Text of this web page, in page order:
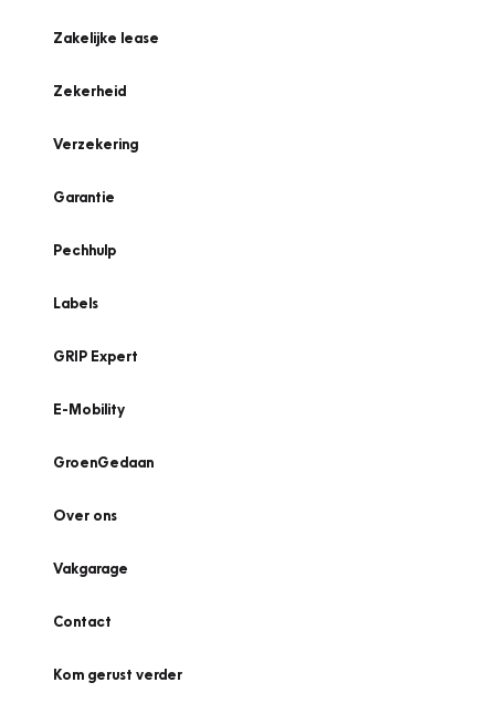
Zakelijke lease
Zekerheid
Verzekering
Garantie
Pechhulp
Labels
GRIP Expert
E-Mobility
GroenGedaan
Over ons
Vakgarage
Contact
Kom gerust verder